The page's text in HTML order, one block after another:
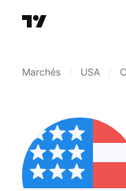
Marchés USA